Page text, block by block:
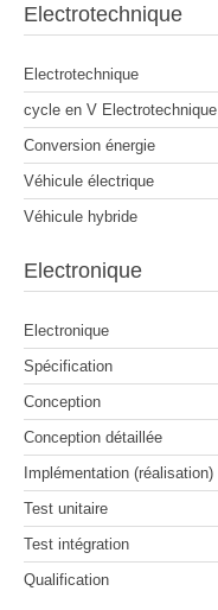
Electrotechnique
Electrotechnique
cycle en V Electrotechnique
Conversion énergie
Véhicule électrique
Véhicule hybride
Electronique
Electronique
Spécification
Conception
Conception détaillée
Implémentation (réalisation)
Test unitaire
Test intégration
Qualification